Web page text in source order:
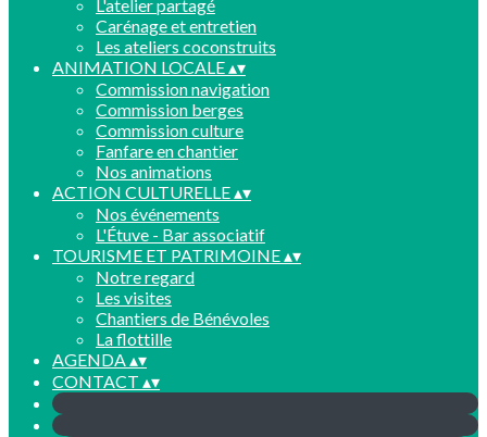
L'atelier partagé
Carénage et entretien
Les ateliers coconstruits
ANIMATION LOCALE▴▾
Commission navigation
Commission berges
Commission culture
Fanfare en chantier
Nos animations
ACTION CULTURELLE▴▾
Nos événements
L'Étuve - Bar associatif
TOURISME ET PATRIMOINE▴▾
Notre regard
Les visites
Chantiers de Bénévoles
La flottille
AGENDA▴▾
CONTACT ▴▾